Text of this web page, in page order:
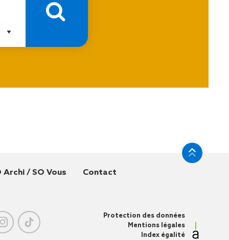
Archi / SO Vous Contact
Protection des données
Mentions légales
Index égalité